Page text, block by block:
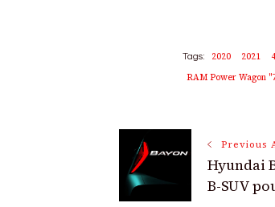
Tags: 2020 2021
RAM Power Wagon
Post
Navigation
Previous
Hyundai
B-SUV